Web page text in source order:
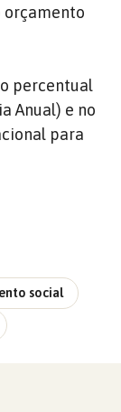
orçamento
percentual
Anual) e no
para
social